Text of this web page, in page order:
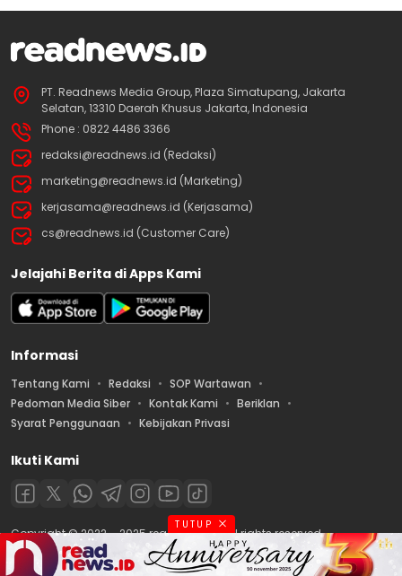
PT. Readnews Media Group, Plaza Simatupang, Jakarta
Selatan, 13310 Daerah Khusus Jakarta, Indonesia
Phone : 0822 4486 3366
redaksi@readnews.id (Redaksi)
marketing@readnews.id (Marketing)
kerjasama@readnews.id (Kerjasama)
cs@readnews.id (Customer Care)
Jelajahi Berita di Apps Kami
Informasi
Tentang Kami Redaksi
SOP Wartawan
Pedoman Media Siber
Kontak Kami
Beriklan
Syarat Penggunaan
Kebijakan Privasi
Ikuti Kami
Copyright © 2022 – 2025 readnews.id | All rights reserved.
TUTUP